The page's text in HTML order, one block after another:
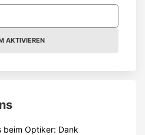
AKTIVIEREN
beim Optiker: Dank